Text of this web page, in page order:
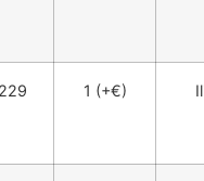
229 1 (+€)